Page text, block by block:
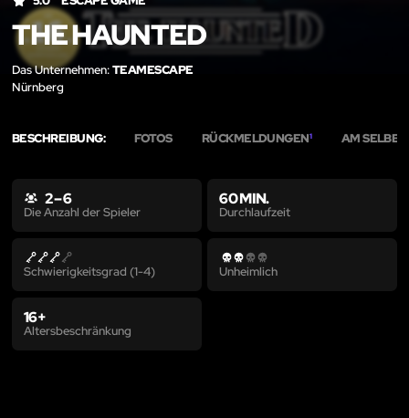
THE HAUNTED
Das Unternehmen:TEAMESCAPE
Nürnberg
BESCHREIBUNG: FOTOS RÜCKMELDUNGEN1 AM
2 – 6
Die Anzahl der Spieler
60 MIN.
Durchlaufzeit
Schwierigkeitsgrad (1-4) Unheimlich
16+
Altersbeschränkung